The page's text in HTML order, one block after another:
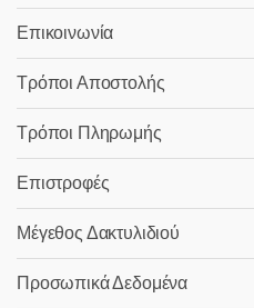
Επικοινωνία
Τρόποι Αποστολής
Τρόποι Πληρωμής
Επιστροφές
Μέγεθος Δακτυλιδιού
Προσωπικά Δεδομένα